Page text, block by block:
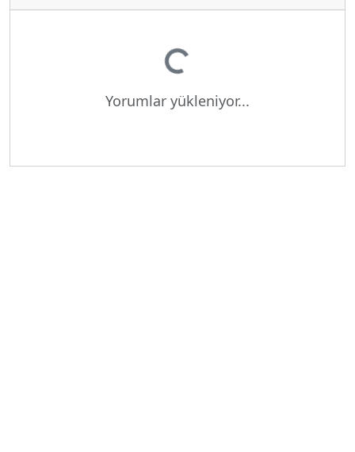
Yükleniyor...
Yorumlar yükleniyor...